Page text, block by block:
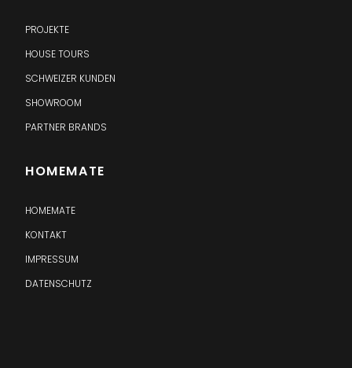
PROJEKTE
HOUSE TOURS
SCHWEIZER KUNDEN
SHOWROOM
PARTNER BRANDS
HOMEMATE
HOMEMATE
KONTAKT
IMPRESSUM
DATENSCHUTZ